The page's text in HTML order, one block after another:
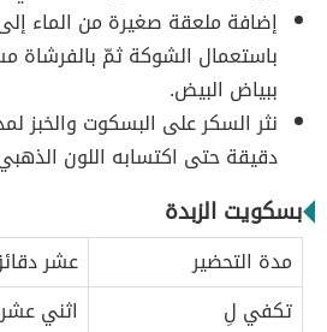
إضافة ملعقة صغيرة من الماء
باستعمال الشوكة ثمّ بالفرشاة
ببياض البيض.
دقيقة حتى اكتسابه اللون
بسكويت الزبدة
مدة التحضير
عشر
تكفي لِ
اثني